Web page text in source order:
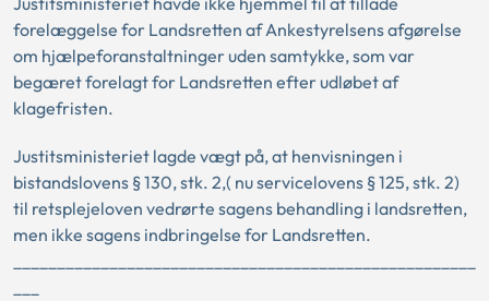
forelæggelse for Landsretten af Ankestyrelsens afgørelse
om hjælpeforanstaltninger uden samtykke, som var
begæret forelagt for Landsretten efter udløbet af
klagefristen.
Justitsministeriet lagde vægt på, at henvisningen i
bistandslovens § 130, stk. 2,( nu servicelovens § 125, stk. 2)
til retsplejeloven vedrørte sagens behandling i landsretten,
men ikke sagens indbringelse for Landsretten.